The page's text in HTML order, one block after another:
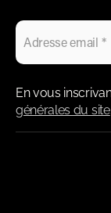
En vous
générales du site.